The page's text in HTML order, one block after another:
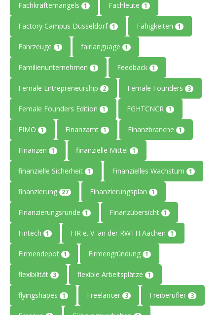
Fachkräftemangels 1 Fachleute 1
Factory Campus Düsseldorf 1 Fähigkeiten 1
Fahrzeuge 1 fairlanguage 1
Familienunternehmen 1 Feedback 1
Female Entrepreneurship 2 Female Founders 3
Female Founders Edition 1 FGHTCNCR 1
FIMO 1 Finanzamt 1 Finanzbranche 1
Finanzen 1 finanzielle Mittel 1
finanzielle Sicherheit 1 Finanzielles Wachstum 1
finanzierung 27 Finanzierungsplan 1
Finanzierungsrunde 1 Finanzübersicht 1
Fintech 1 FIR e. V. an der RWTH Aachen 1
Firmendepot 1 Firmengründung 1
flexibilität 3 flexible Arbeitsplätze 1
flyingshapes 1 Freelancer 3 Freiberufler 3